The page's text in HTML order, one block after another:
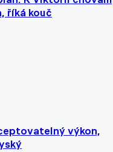
říká kouč
výkon,